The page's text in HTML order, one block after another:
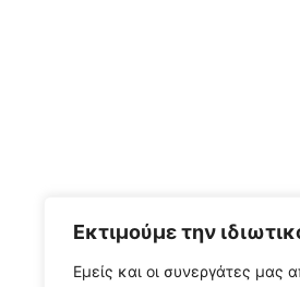
Εκτιμούμε την
Εμείς και οι συνεργάτες μας